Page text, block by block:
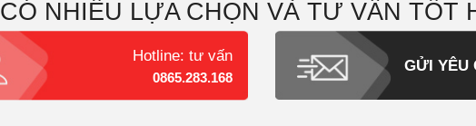
CÓ NHIỀU LỰA CHỌN VÀ TƯ VẤN TỐT
Hotline: tư vấn
0865.283.168
GỬI YÊU